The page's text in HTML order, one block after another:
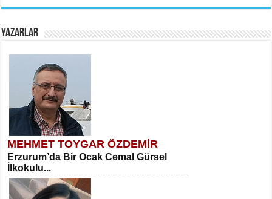
YAZARLAR
MEHMET TOYGAR ÖZDEMİR
Erzurum’da Bir Ocak Cemal Gürsel
İlkokulu...